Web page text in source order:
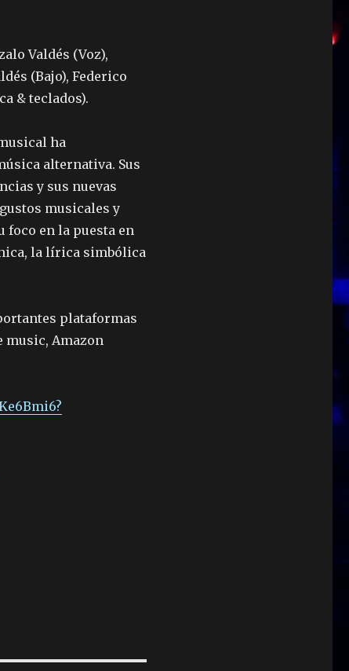
Valdés (Voz),
(Bajo), Federico
& teclados).
ha
alternativa. Sus
y sus nuevas
musicales y
foco en la puesta en
la lírica simbólica
plataformas
music, Amazon